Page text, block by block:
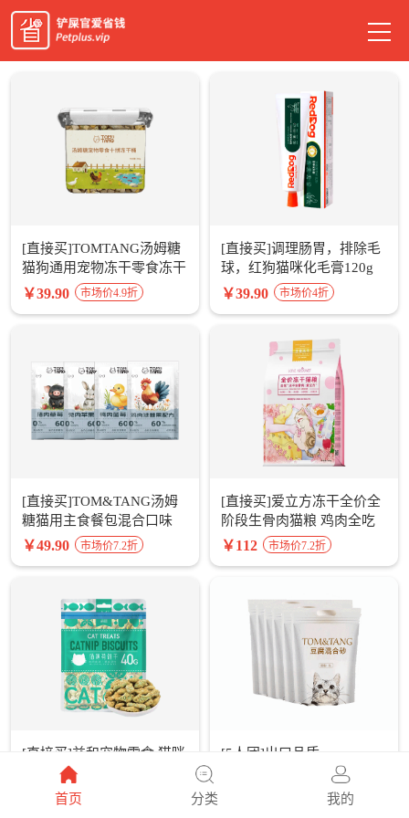
[直接买]TOMTANG汤姆糖
猫狗通用宠物冻干零食冻干
十拼桶200g
￥39.90 市场价4.9折
[直接买]调理肠胃，排除毛
球，红狗猫咪化毛膏120g
￥39.90 市场价4折
[直接买]TOM&TANG汤姆
糖猫用主食餐包混合口味
100g*8包整盒装
￥49.90 市场价7.2折
[直接买]爱立方冻干全价全
阶段生骨肉猫粮 鸡肉全吃
500g
￥112 市场价7.2折
[直接买]益和宠物零食 猫咪
薄荷饼干40g*2袋
￥9.90 市场价7折
[5人团]出口品质
TOM&TANG豆腐膨润土混
首页 分类 我的